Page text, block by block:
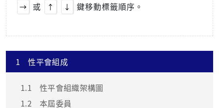
→
或 ↑ ↓ 鍵移動標籤順序。
1 性平會組成
1.1
性平會組織架構圖
1.2
本屆委員